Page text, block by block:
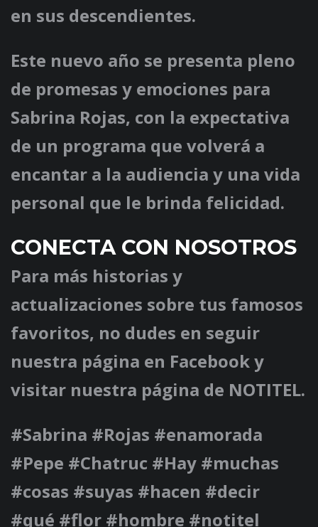
en sus descendientes.
Este nuevo año se presenta pleno
de promesas y emociones para
Sabrina Rojas, con la expectativa
de un programa que volverá a
encantar a la audiencia y una vida
personal que le brinda felicidad.
CONECTA CON NOSOTROS
Para más historias y
actualizaciones sobre tus famosos
favoritos, no dudes en seguir
nuestra página en Facebook y
visitar nuestra página de NOTITEL.
#Sabrina #Rojas #enamorada
#Pepe #Chatruc #Hay #muchas
#cosas #suyas #hacen #decir
#qué #flor #hombre #notitel